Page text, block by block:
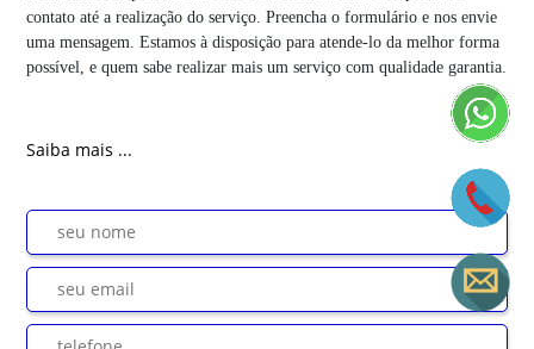
contato até a realização do serviço. Preencha o formulário e nos envie
uma mensagem. Estamos à disposição para atende-lo da melhor forma
possível, e quem sabe realizar mais um serviço com qualidade garantia.
Saiba mais ...